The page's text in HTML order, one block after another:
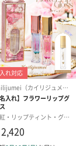
【誕生日】
Birthday ホワ
刷なし）（